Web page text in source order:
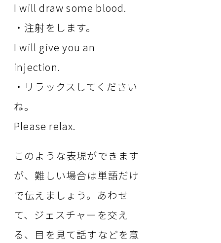
I will draw some blood.
・注射をします。
I will give you an
injection.
・リラックスしてください
ね。
Please relax.
このような表現ができます
が、難しい場合は単語だけ
で伝えましょう。あわせ
て、ジェスチャーを交え
る、目を見て話すなどを意